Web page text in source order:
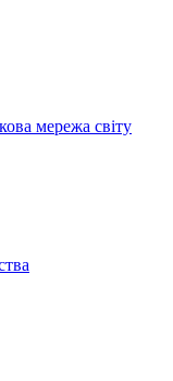
мережа світу